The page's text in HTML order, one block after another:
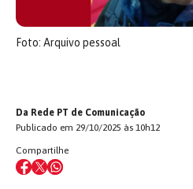
Foto: Arquivo pessoal
Da Rede PT de Comunicação
Publicado em 29/10/2025 às 10h12
Compartilhe